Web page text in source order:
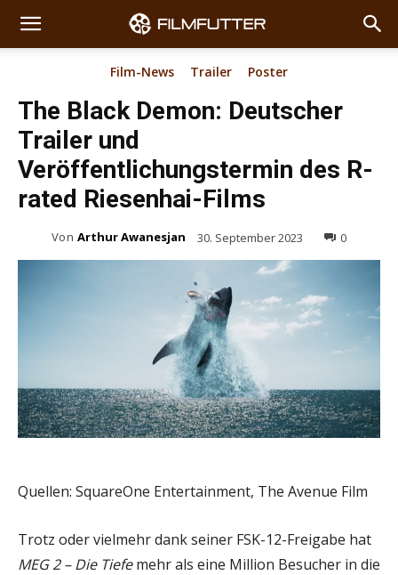
Film-News Trailer Poster
The Black Demon: Deutscher
Trailer und
Veröffentlichungstermin des R-
rated Riesenhai-Films
Von Arthur Awanesjan 30. September 2023 0
Quellen: SquareOne Entertainment, The Avenue Film
Trotz oder vielmehr dank seiner FSK-12-Freigabe hat
MEG 2 – Die Tiefemehr als eine Million Besucher in die